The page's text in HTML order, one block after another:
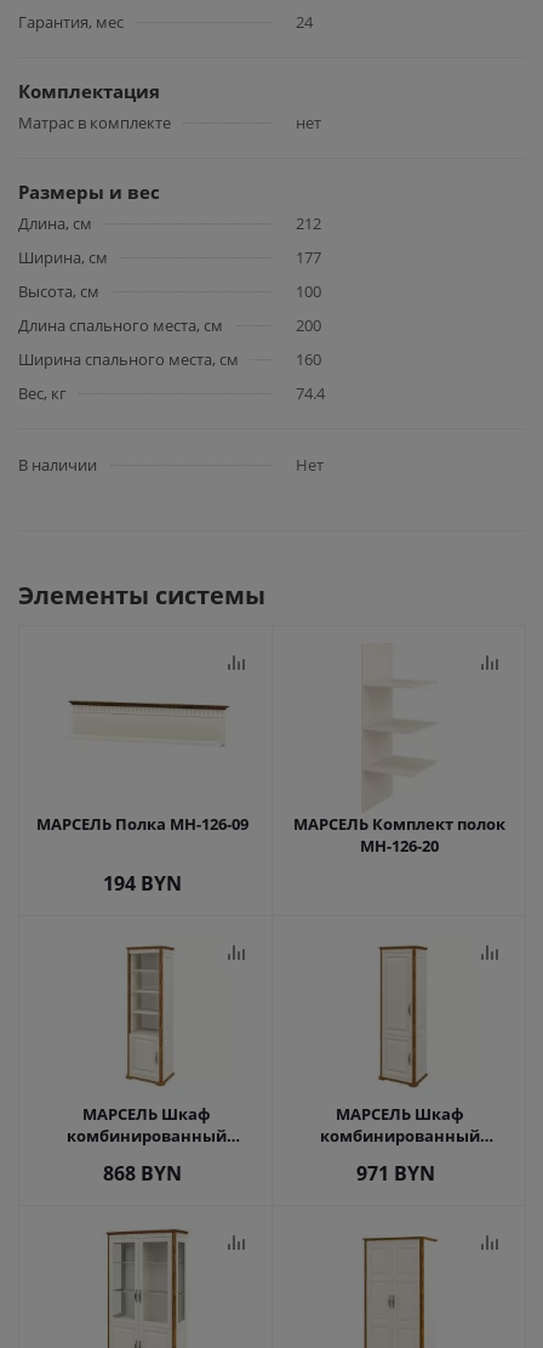
Гарантия, мес
24
Комплектация
Матрас в комплекте нет
Размеры и вес
Длина, см
212
Ширина, см
177
Высота, см
100
Длина спального места, см
200
Ширина спального места, см
160
Вес, кг
74.4
В наличии Нет
Элементы системы
МАРСЕЛЬ Полка МН-126-09
194BYN
МАРСЕЛЬ Комплект полок
МН-126-20
МАРСЕЛЬ Шкаф
комбинированный
868BYN
МАРСЕЛЬ Шкаф
комбинированный
971 BYN